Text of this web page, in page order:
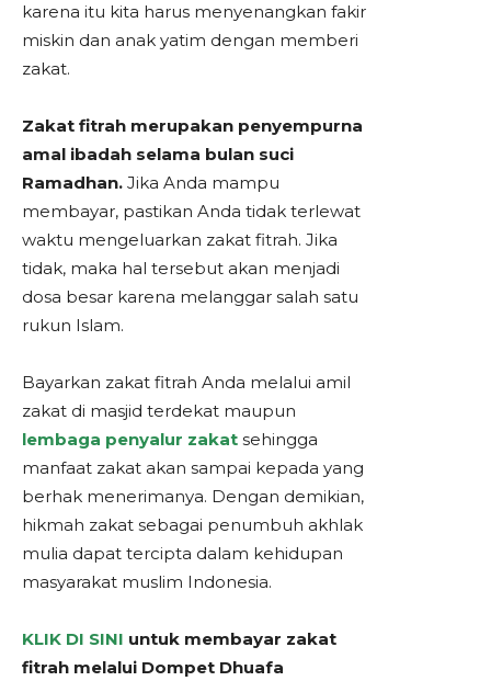
karena itu kita harus menyenangkan fakir
miskin dan anak yatim dengan memberi
zakat.
Zakat fitrah merupakan penyempurna
amal ibadah selama bulan suci
Ramadhan. Jika Anda mampu
membayar, pastikan Anda tidak terlewat
waktu mengeluarkan zakat fitrah. Jika
tidak, maka hal tersebut akan menjadi
dosa besar karena melanggar salah satu
rukun Islam.
Bayarkan zakat fitrah Anda melalui amil
zakat di masjid terdekat maupun
lembaga penyalur zakat sehingga
manfaat zakat akan sampai kepada yang
berhak menerimanya. Dengan demikian,
hikmah zakat sebagai penumbuh akhlak
mulia dapat tercipta dalam kehidupan
masyarakat muslim Indonesia.
KLIK DI SINI untuk membayar zakat
fitrah melalui Dompet Dhuafa